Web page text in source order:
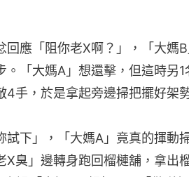
回應「阻你老X啊？」，「大媽
。「大媽A」想還擊，但這時另1
4手，於是拿起旁邊掃把擺好架
試下」，「大媽A」竟真的揮動
X臭」邊轉身跑回榴槤舖，拿出